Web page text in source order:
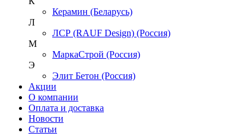
Керамин (Беларусь)
Л
ЛСР (RAUF Design) (Россия)
М
МаркаСтрой (Россия)
Э
Элит Бетон (Россия)
Акции
О компании
Оплата и доставка
Новости
Статьи